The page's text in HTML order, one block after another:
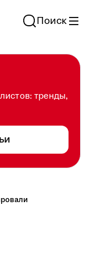
Поиск
тренды,